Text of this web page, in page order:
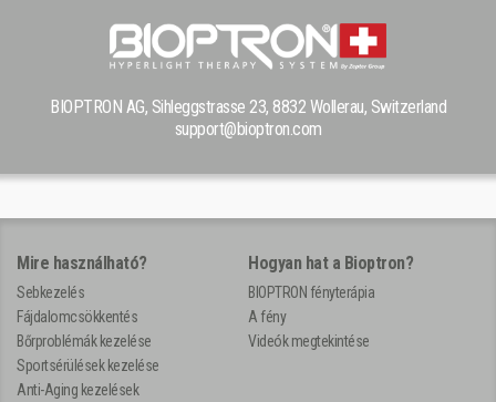
BIOPTRON AG, Sihleggstrasse 23, 8832 Wollerau, Switzerland
support@bioptron.com
Mire használható?
Sebkezelés
Fájdalomcsökkentés
Bőrproblémák kezelése
Sportsérülések kezelése
Anti-Aging kezelések
Hogyan hat a Bioptron?
BIOPTRON fényterápia
A fény
Videók megtekintése